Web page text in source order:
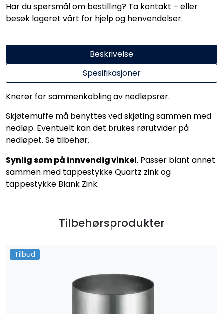
Har du spørsmål om bestilling? Ta kontakt – eller
besøk lageret vårt for hjelp og henvendelser.
Beskrivelse
Spesifikasjoner
Knerør for sammenkobling av nedløpsrør.
Skjøtemuffe må benyttes ved skjøting sammen med
nedløp. Eventuelt kan det brukes rørutvider på
nedløpet. Se tilbehør.
Synlig søm på innvendig vinkel. Passer blant annet
sammen med tappestykke Quartz zink og
tappestykke Blank Zink.
Tilbehørsprodukter
Tilbud